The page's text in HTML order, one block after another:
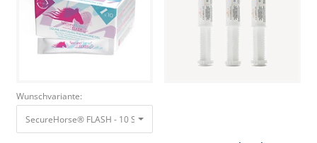
Wunschvariante:
SecureHorse® FLASH - 10 Sticks Beruhigungsgel für Pferde